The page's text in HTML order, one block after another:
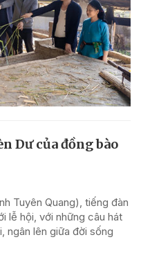
Dư của đồng bào
Tuyên Quang), tiếng đàn
lễ hội, với những câu hát
ngân lên giữa đời sống